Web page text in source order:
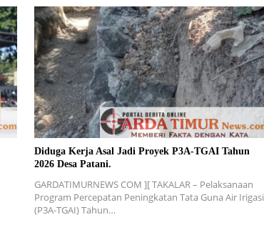
Diduga Kerja Asal Jadi Proyek P3A-TGAI Tahun
2026 Desa Patani.
GARDATIMURNEWS COM ][ TAKALAR – Pelaksanaan
Program Percepatan Peningkatan Tata Guna Air Irigasi
(P3A-TGAI) Tahun…